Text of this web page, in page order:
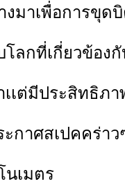
มาเพื่อการขุด
ลกที่เกี่ยวข้อง
เต่มีประสิทธิภา
กาศสเปคคร่า
นเมตร